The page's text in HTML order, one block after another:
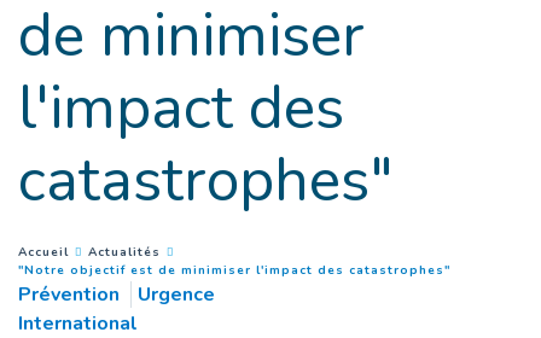
de minimiser
l'impact des
catastrophes"
You are here :
Accueil
Actualités
"Notre objectif est de minimiser l'impact des catastrophes"
Prévention
Urgence
International